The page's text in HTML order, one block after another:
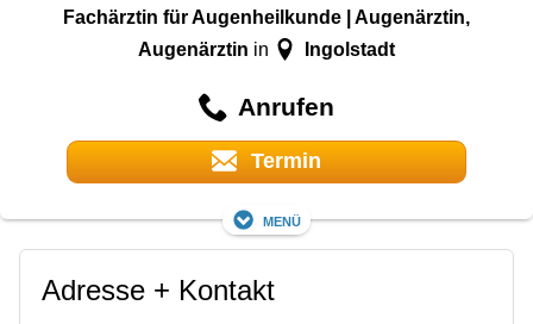
Fachärztin für Augenheilkunde | Augenärztin,
Augenärztin in Ingolstadt
Anrufen
Termin
Menü
Adresse + Kontakt